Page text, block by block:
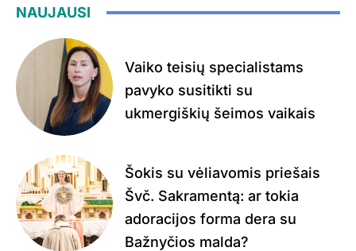
NAUJAUSI
Vaiko teisių specialistams
pavyko susitikti su
ukmergiškių šeimos vaikais
Šokis su vėliavomis priešais
Švč. Sakramentą: ar tokia
adoracijos forma dera su
Bažnyčios malda?